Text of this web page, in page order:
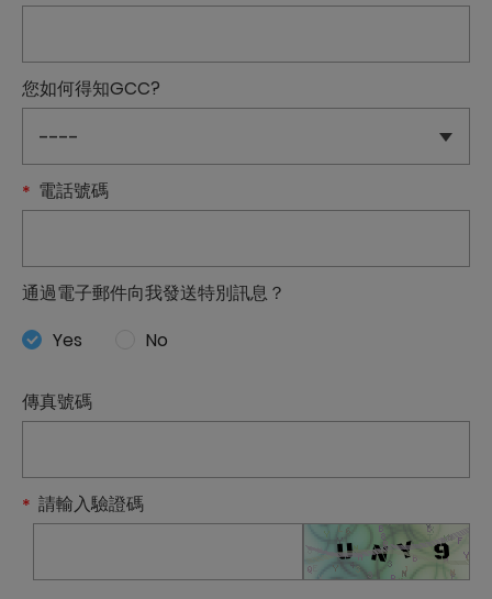
您如何得知GCC?
電話號碼
通過電子郵件向我發送特別訊息？
Yes
No
傳真號碼
請輸入驗證碼